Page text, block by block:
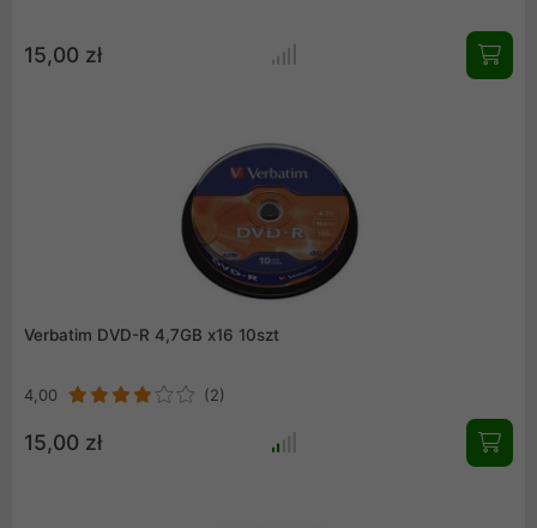
15,00 zł
Verbatim DVD-R 4,7GB x16 10szt
4,00 (2)
15,00 zł